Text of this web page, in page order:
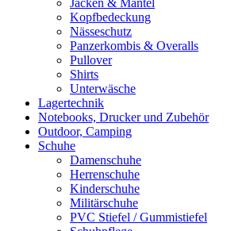
Jacken & Mäntel
Kopfbedeckung
Nässeschutz
Panzerkombis & Overalls
Pullover
Shirts
Unterwäsche
Lagertechnik
Notebooks, Drucker und Zubehör
Outdoor, Camping
Schuhe
Damenschuhe
Herrenschuhe
Kinderschuhe
Militärschuhe
PVC Stiefel / Gummistiefel